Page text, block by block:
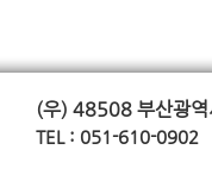
(우) 48508 부산광
TEL : 051-610-